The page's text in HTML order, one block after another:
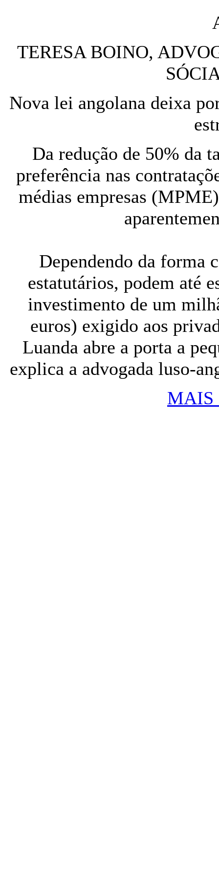
TERESA BOINO,
Nova lei angolana deixa
Da redução de 50% da
preferência nas
médias empresas
Dependendo da forma
estatutários, podem até
investimento de um
euros) exigido aos
Luanda abre a porta a
explica a advogada luso-
MAIS